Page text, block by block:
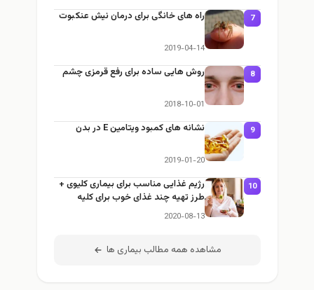
راه های خانگی برای درمان نیش عنکبوت
2019-04-14
روش هایی ساده برای رفع قرمزی چشم
2018-10-01
نشانه های کمبود ویتامین E در بدن
2019-01-20
رژیم غذایی مناسب برای بیماری کلیوی +
طرز تهیه چند غذای خوب برای کلیه
2020-08-13
مشاهده همه مطالب بیماری ها